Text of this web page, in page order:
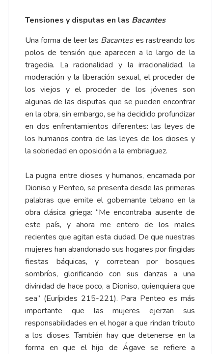
Tensiones y disputas en las Bacantes
Una forma de leer las Bacanteses rastreando los
polos de tensión que aparecen a lo largo de la
tragedia. La racionalidad y la irracionalidad, la
moderación y la liberación sexual, el proceder de
los viejos y el proceder de los jóvenes son
algunas de las disputas que se pueden encontrar
en la obra, sin embargo, se ha decidido profundizar
en dos enfrentamientos diferentes: las leyes de
los humanos contra de las leyes de los dioses y
la sobriedad en oposición a la embriaguez.
La pugna entre dioses y humanos, encarnada por
Dioniso y Penteo, se presenta desde las primeras
palabras que emite el gobernante tebano en la
obra clásica griega: “Me encontraba ausente de
este país, y ahora me entero de los males
recientes que agitan esta ciudad. De que nuestras
mujeres han abandonado sus hogares por fingidas
fiestas báquicas, y corretean por bosques
sombríos, glorificando con sus danzas a una
divinidad de hace poco, a Dioniso, quienquiera que
sea” (Eurípides 215-221). Para Penteo es más
importante que las mujeres ejerzan sus
responsabilidades en el hogar a que rindan tributo
a los dioses. También hay que detenerse en la
forma en que el hijo de Ágave se refiere a